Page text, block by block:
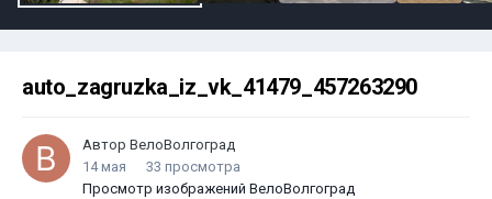
auto_zagruzka_iz_vk_41479_457263290
Автор ВелоВолгоград
14 мая
33 просмотра
Просмотр изображений ВелоВолгоград